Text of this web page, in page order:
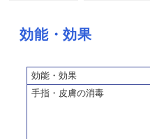
効能・効果
効能・効果
手指・皮膚の消毒